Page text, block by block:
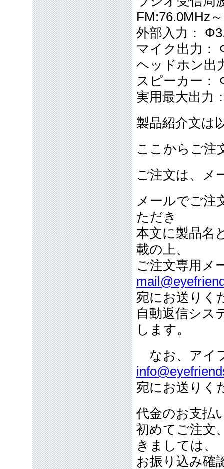
FM:76.0MHz
外部入力：
マイク出力：
ヘッドホン出
スピーカー：
実用最大出力
製品紹介文は
ここからご注
ご注文は、メ
メールでご注
ただき
本文に製品名
載の上、
ご注文専用
宛にお送りく
自動返信シス
します。
なお、アイ
宛にお送りく
代金のお支払
初めてご注文
きましては、
お振り込み確